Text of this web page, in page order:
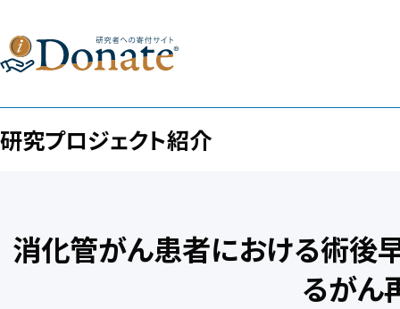
研究プロジェクト紹介
消化管がん患者における術後
るがん